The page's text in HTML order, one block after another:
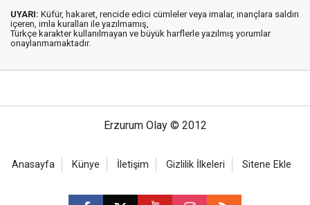
UYARI: Küfür, hakaret, rencide edici cümleler veya imalar, inançlara saldırı
içeren, imla kuralları ile yazılmamış,
Türkçe karakter kullanılmayan ve büyük harflerle yazılmış yorumlar
onaylanmamaktadır.
Erzurum Olay © 2012
Anasayfa Künye İletişim Gizlilik İlkeleri Sitene Ekle